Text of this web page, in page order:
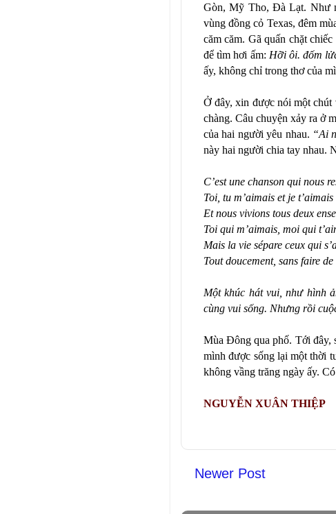
Gòn, Mỹ Tho, Đà Lạt. Như
vùng đồng cỏ Texas, đêm
căm căm. Gã quấn chặt
để tìm hơi ấm: Hỡi ôi. đốm
ấy, không chỉ trong thơ của
Ở đây, xin được nói một
chàng. Câu chuyện xảy ra ở
của hai người yêu nhau. “Ai
này hai người chia tay nhau.
C’est une chanson qui nous
Toi, tu m’aimais et je t’aimais
Et nous vivions tous deux
Toi qui m’aimais, moi qui
Mais la vie sépare ceux qui
Tout doucement, sans faire
Một khúc hát vui, như hình
cùng vui sống. Nhưng rồi
Mùa Đông qua phố. Tới đây,
mình được sống lại một thời
không vầng trăng ngày ấy.
NGUYỄN XUÂN THIỆP
Newer Post